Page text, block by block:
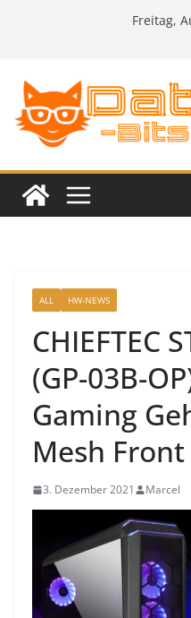
Freitag,
ALL HW-NEWS
CHIEFTEC
(GP-03B-
Gaming
Mesh Front
3. Dezember 2021 Marcel